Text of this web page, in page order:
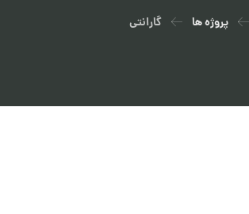
پروژه ها گارانتی